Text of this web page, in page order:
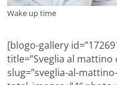
Wake up time
[blogo-gallery
title=”Sveglia al mattino
slug=”sveglia-al-